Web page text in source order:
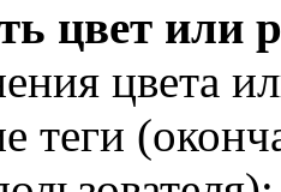
цвет или
цвета
теги